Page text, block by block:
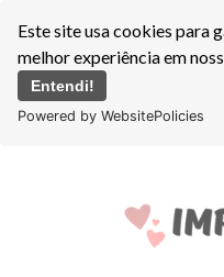
Este site usa cookies para
melhor experiência em
Entendi!
Powered by WebsitePolicies